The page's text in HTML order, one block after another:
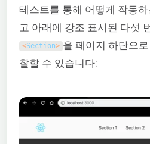
테스트를 통해 어떻게 작동
고 아래에 강조 표시된 다섯
<Section> 을 페이지 하단으
찰할 수 있습니다: